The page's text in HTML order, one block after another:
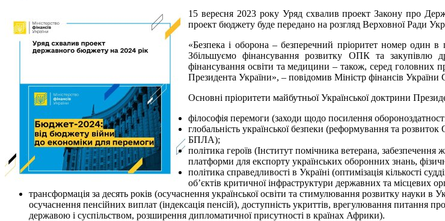
15 вересня 2023 року Уряд схвалив проект Закону про
проект бюджету буде передано на розгляд Верховної Ради
«Безпека і оборона – безперечний пріоритет номер один
Збільшуємо фінансування розвитку ОПК та закупівлю
фінансування освіти та медицини – також, серед головних
Президента України», – повідомив Міністр фінансів України
Основні пріоритети майбутньої Української доктрини
філософія перемоги (заходи щодо посилення
глобальність української безпеки (реформування та
БПЛА);
політика героїв (Інститут помічника ветерана, забезпечення
платформи для експорту українських оборонних знань,
політика справедливості в Україні (оптимізація кількості
об’єктів критичної інфраструктури державних та місцевих
трансформація за десять років (осучаснення української освіти та стимулювання розвитку науки
осучаснення пенсійних виплат (індексація пенсій), доступність укриттів, врегулювання питання
державою і суспільством, розширення дипломатичної присутності в країнах Африки).